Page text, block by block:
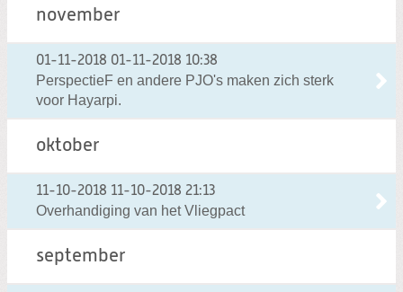
november
01-11-2018 01-11-2018 10:38
PerspectieF en andere PJO's maken zich sterk
voor Hayarpi.
oktober
11-10-2018 11-10-2018 21:13
Overhandiging van het Vliegpact
september